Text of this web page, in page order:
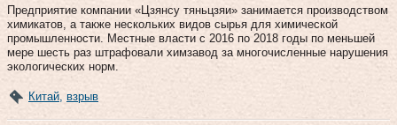
Предприятие компании «Цзянсу тяньцзяи» занимается производством
химикатов, а также нескольких видов сырья для химической
промышленности. Местные власти с 2016 по 2018 годы по меньшей
мере шесть раз штрафовали химзавод за многочисленные нарушения
экологических норм.
Китай взрыв